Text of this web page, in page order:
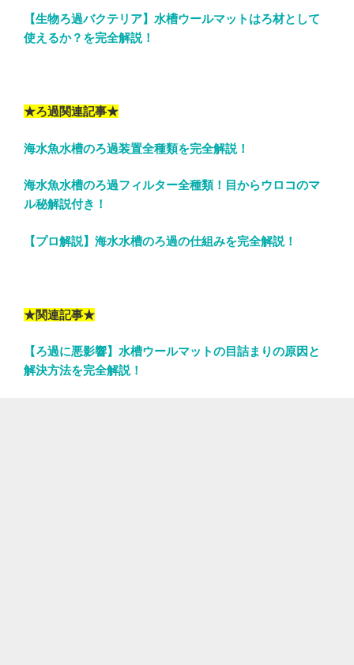
【生物ろ過バクテリア】水槽ウールマットはろ材として
使えるか？を完全解説！
★ろ過関連記事★
海水魚水槽のろ過装置全種類を完全解説！
海水魚水槽のろ過フィルター全種類！目からウロコのマ
ル秘解説付き！
【プロ解説】海水水槽のろ過の仕組みを完全解説！
★関連記事★
【ろ過に悪影響】水槽ウールマットの目詰まりの原因と
解決方法を完全解説！